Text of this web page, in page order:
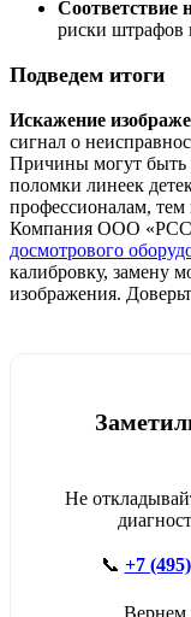
Соответствие
риски штрафов
Подведем итоги
Искажение
сигнал о
Причины могут быть
поломки линеек
профессионалам,
Компания ООО
досмотрового
калибровку, замену
изображения.
Не
📞 +7
Вернем